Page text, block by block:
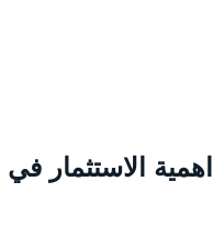
الاستثمار في